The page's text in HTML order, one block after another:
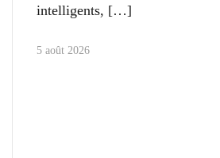
intelligents,
5 août 2026